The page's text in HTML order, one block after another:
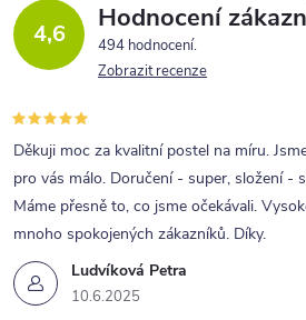
4,6 Hodnocení
494 hodnocení
Zobrazit recenze
Ludvíková Petra
10.6.2025
Děkuji moc za kvalitní postel na míru.
pro vás málo. Doručení - super, složení -
Máme přesně to, co jsme očekávali.
mnoho spokojených zákazníků. Díky.